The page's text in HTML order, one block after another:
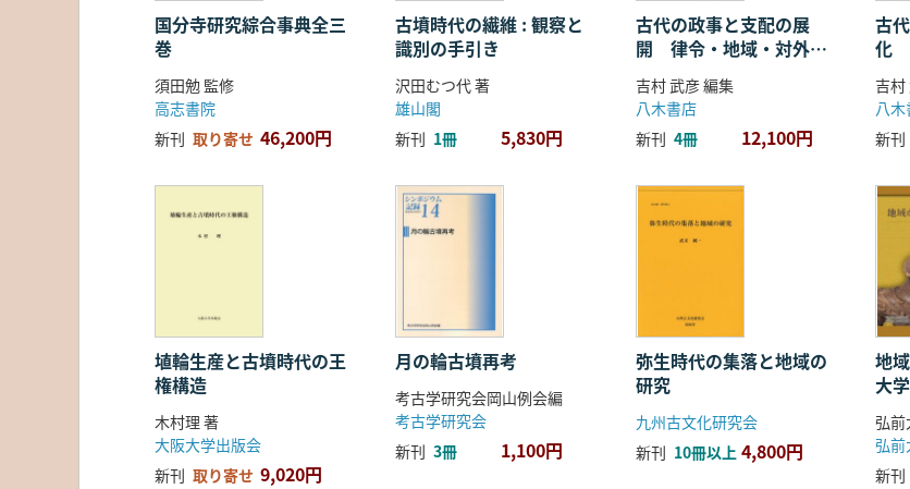
国分寺研究綜合事典全三
巻
須田勉 監修
高志書院
新刊 取り寄せ 46,200円
古墳時代の繊維 : 観察と
識別の手引き
沢田むつ代 著
雄山閣
新刊 1冊 5,830円
古代の政事と支配の展
開 律令・地域・対外関
係
吉村 武彦 編集
八木書店
新刊 4冊 12,100円
古
化
こ
吉村
八
新刊
埴輪生産と古墳時代の王
権構造
木村理 著
大阪大学出版会
新刊 取り寄せ 9,020円
月の輪古墳再考
考古学研究会岡山例会編
考古学研究会
新刊 3冊 1,100円
弥生時代の集落と地域の
研究
九州古文化研究会
新刊 10冊以上 4,800円
地
大
弘前
新刊